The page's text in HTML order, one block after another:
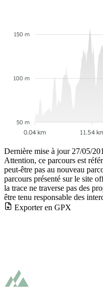
150 m
100 m
50 m
0.04 km 11.54
Dernière mise à jour 27/05/
Attention, ce parcours est
peut-être pas au nouveau
parcours présenté sur le site
la trace ne traverse pas des
être tenu responsable des
Exporter en GPX